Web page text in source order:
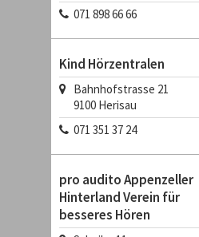
071 898 66 66
Kind Hörzentralen
Bahnhofstrasse 21
9100 Herisau
071 351 37 24
pro audito Appenzeller
Hinterland Verein für
besseres Hören